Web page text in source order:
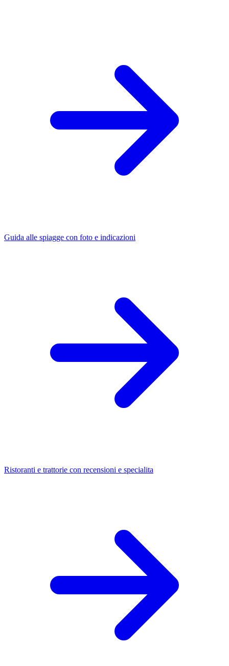
Guida alle spiagge con foto e indicazioni
Ristoranti e trattorie con recensioni e specialita